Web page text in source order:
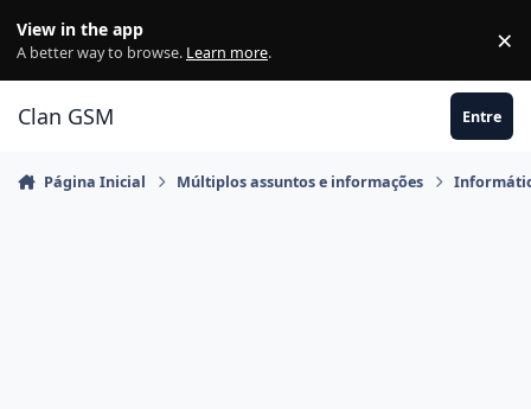
View in the app
A better way to browse. Learn more. ×
Clan GSM Entre
Página Inicial Múltiplos assuntos e informações